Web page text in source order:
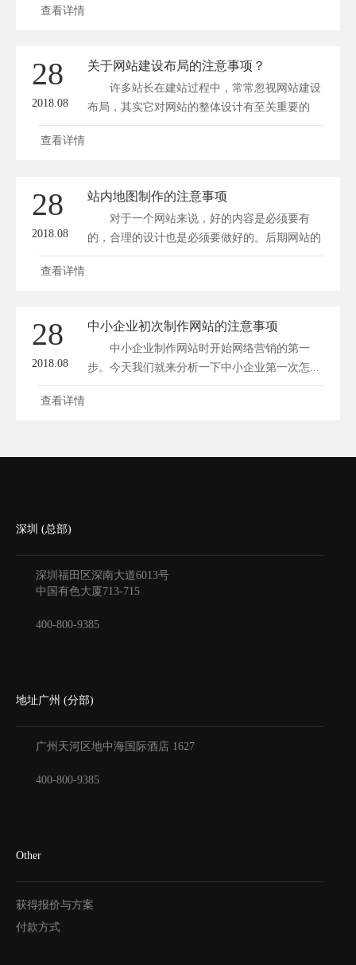
查看详情
28
2018.08
关于网站建设布局的注意事项？
许多站长在建站过程中，常常忽视网站建设
布局，其实它对网站的整体设计有至关重要的
作...
查看详情
28
2018.08
站内地图制作的注意事项
对于一个网站来说，好的内容是必须要有
的，合理的设计也是必须要做好的。后期网站的
运...
查看详情
28
2018.08
中小企业初次制作网站的注意事项
中小企业制作网站时开始网络营销的第一
步。今天我们就来分析一下中小企业第一次怎...
查看详情
深圳 (总部)
深圳福田区深南大道6013号
中国有色大厦713-715
400-800-9385
地址广州 (分部)
广州天河区地中海国际酒店 1627
400-800-9385
Other
获得报价与方案
付款方式